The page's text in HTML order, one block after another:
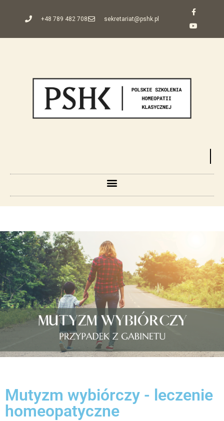
+48 789 482 708 sekretariat@pshk.pl
Mutyzm wybiórczy - leczenie
homeopatyczne